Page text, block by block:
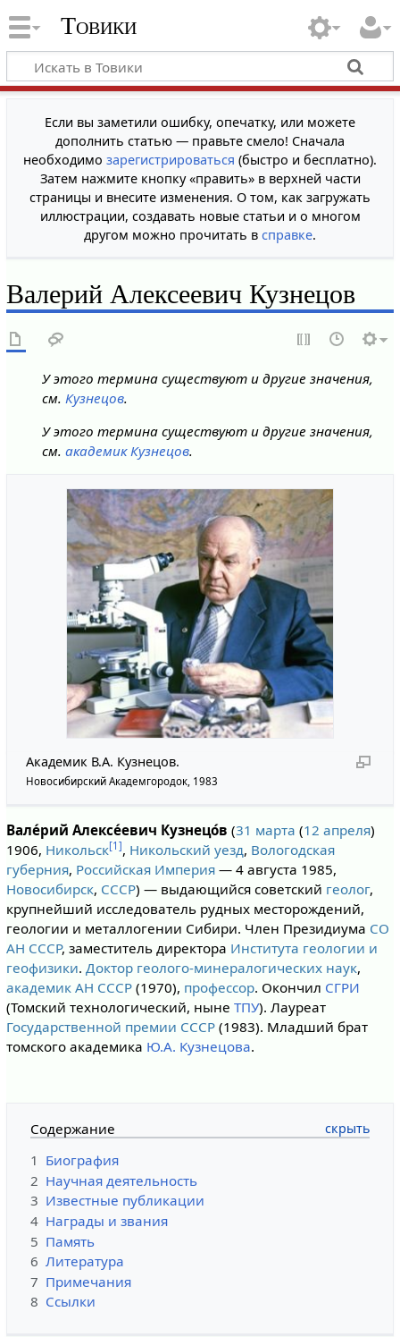
Товики
Если вы заметили ошибку, опечатку, или можете
дополнить статью — правьте смело! Сначала
необходимо зарегистрироваться (быстро и бесплатно).
Затем нажмите кнопку «править» в верхней части
страницы и внесите изменения. О том, как загружать
иллюстрации, создавать новые статьи и о многом
другом можно прочитать в справке.
Валерий Алексеевич Кузнецов
У этого термина существуют и другие значения,
см. Кузнецов.
У этого термина существуют и другие значения,
см. академик Кузнецов.
Академик В.А. Кузнецов.
Новосибирский Академгородок, 1983
Вале́рий Алексе́евич Кузнецо́в (31 марта (12 апреля)
1906, Никольск[1], Никольский уезд, Вологодская
губерния, Российская Империя— 4 августа 1985,
Новосибирск, СССР) — выдающийся советский геолог,
крупнейший исследователь рудных месторождений,
геологии и металлогении Сибири. Член Президиума СО
АН СССР, заместитель директора Института геологии и
геофизики. Доктор геолого-минералогических наук,
академик АН СССР(1970), профессор. Окончил СГРИ
(Томский технологический, ныне ТПУ). Лауреат
Государственной премии СССР(1983). Младший брат
томского академика Ю.А. Кузнецова.
Содержание
1 Биография
2 Научная деятельность
3 Известные публикации
4 Награды и звания
5 Память
6 Литература
7 Примечания
8 Ссылки